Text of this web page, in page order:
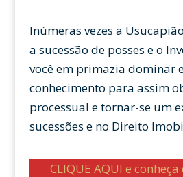
Inúmeras vezes a
a sucessão de posses e o
você em primazia dominar
conhecimento para assim
processual e tornar-se um
sucessões e no Direito
CLIQUE AQUI e